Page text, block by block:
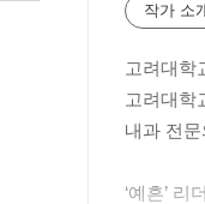
작가 소
고려대학
고려대학
내과 전문
‘예흔’ 리